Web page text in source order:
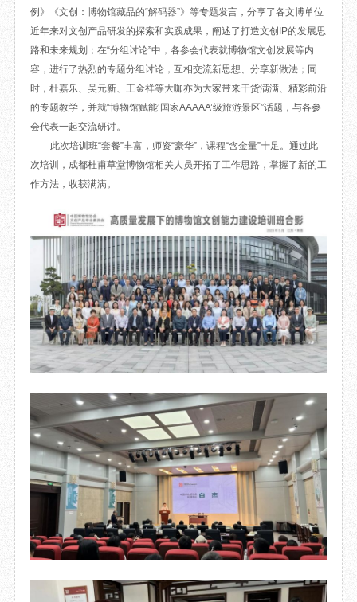
例》《文创：博物馆藏品的“解码器”》等专题发言，分享了各文博单位
近年来对文创产品研发的探索和实践成果，阐述了打造文创IP的发展思
路和未来规划；在“分组讨论”中，各参会代表就博物馆文创发展等内
容，进行了热烈的专题分组讨论，互相交流新思想、分享新做法；同
时，杜嘉乐、吴元新、王金祥等大咖亦为大家带来干货满满、精彩前沿
的专题教学，并就“博物馆赋能‘国家AAAAA’级旅游景区”话题，与各参
会代表一起交流研讨。
此次培训班“套餐”丰富，师资“豪华”，课程“含金量”十足。通过此
次培训，成都杜甫草堂博物馆相关人员开拓了工作思路，掌握了新的工
作方法，收获满满。